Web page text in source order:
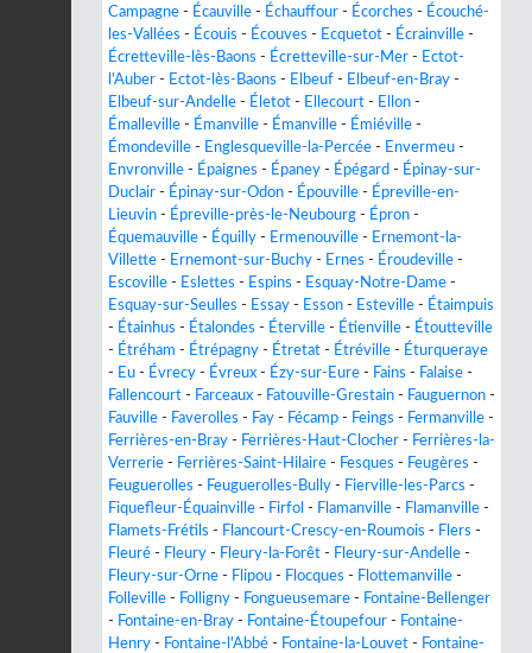
Campagne - Écauville - Échauffour - Écorches - Écouché-
les-Vallées - Écouis - Écouves - Ecquetot - Écrainville -
Écretteville-lès-Baons - Écretteville-sur-Mer - Ectot-
l'Auber - Ectot-lès-Baons - Elbeuf - Elbeuf-en-Bray -
Elbeuf-sur-Andelle - Életot - Ellecourt - Ellon -
Émalleville - Émanville - Émanville - Émiéville -
Émondeville - Englesqueville-la-Percée - Envermeu -
Envronville - Épaignes - Épaney - Épégard - Épinay-sur-
Duclair - Épinay-sur-Odon - Épouville - Épreville-en-
Lieuvin - Épreville-près-le-Neubourg - Épron -
Équemauville - Équilly - Ermenouville - Ernemont-la-
Villette - Ernemont-sur-Buchy - Ernes - Éroudeville -
Escoville - Eslettes - Espins - Esquay-Notre-Dame -
Esquay-sur-Seulles - Essay - Esson - Esteville - Étaimpuis
- Étainhus - Étalondes - Éterville - Étienville - Étoutteville
- Étréham - Étrépagny - Étretat - Étréville - Éturqueraye
- Eu - Évrecy - Évreux - Ézy-sur-Eure - Fains - Falaise -
Fallencourt - Farceaux - Fatouville-Grestain - Fauguernon -
Fauville - Faverolles - Fay - Fécamp - Feings - Fermanville -
Ferrières-en-Bray - Ferrières-Haut-Clocher - Ferrières-la-
Verrerie - Ferrières-Saint-Hilaire - Fesques - Feugères -
Feuguerolles - Feuguerolles-Bully - Fierville-les-Parcs -
Fiquefleur-Équainville - Firfol - Flamanville - Flamanville -
Flamets-Frétils - Flancourt-Crescy-en-Roumois - Flers -
Fleuré - Fleury - Fleury-la-Forêt - Fleury-sur-Andelle -
Fleury-sur-Orne - Flipou - Flocques - Flottemanville -
Folleville - Folligny - Fongueusemare - Fontaine-Bellenger
- Fontaine-en-Bray - Fontaine-Étoupefour - Fontaine-
Henry - Fontaine-l'Abbé - Fontaine-la-Louvet - Fontaine-